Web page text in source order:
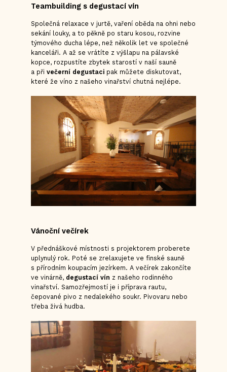
Teambuilding s degustací vín
Společná relaxace v jurtě, vaření oběda na ohni nebo
sekání louky, a to pěkně po staru kosou, rozvine
týmového ducha lépe, než několik let ve společné
kanceláři. A až se vrátíte z výšlapu na pálavské
kopce, rozpustíte zbytek starostí v naší sauně
a při večerní degustacipak můžete diskutovat,
které že víno z našeho vinařství chutná nejlépe.
Vánoční večírek
V přednáškové místnosti s projektorem proberete
uplynulý rok. Poté se zrelaxujete ve finské sauně
s přírodním koupacím jezírkem. A večírek zakončíte
ve vinárně, degustací vín z našeho rodinného
vinařství. Samozřejmostí je i příprava rautu,
čepované pivo z nedalekého soukr. Pivovaru nebo
třeba živá hudba.